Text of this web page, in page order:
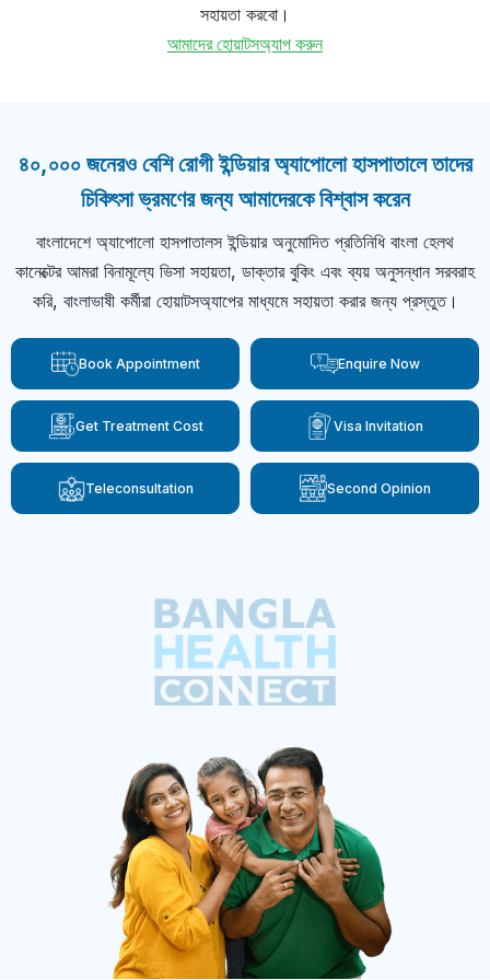
সহায়তা করবো।
আমাদের হোয়াটসঅ্যাপ করুন
৪০,০০০ জনেরও বেশি রোগী ইন্ডিয়ার অ্যাপোলো হাসপাতালে তাদের
চিকিৎসা ভ্রমণের জন্য আমাদেরকে বিশ্বাস করেন
বাংলাদেশে অ্যাপোলো হাসপাতালস ইন্ডিয়ার অনুমোদিত প্রতিনিধি বাংলা হেলথ
কানেক্টের আমরা বিনামূল্যে ভিসা সহায়তা, ডাক্তার বুকিং এবং ব্যয় অনুসন্ধান সরবরাহ
করি, বাংলাভাষী কর্মীরা হোয়াটসঅ্যাপের মাধ্যমে সহায়তা করার জন্য প্রস্তুত।
Book Appointment Enquire Now
Get Treatment Cost Visa Invitation
Teleconsultation Second Opinion